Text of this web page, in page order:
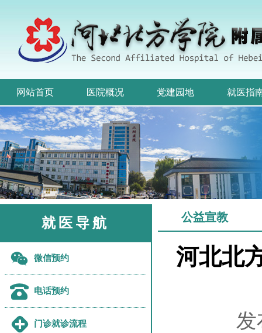
网站首页 医院概况 党建园地 就医指
就医导航
微信预约
电话预约
门诊就诊流程
公益宣教
河北北